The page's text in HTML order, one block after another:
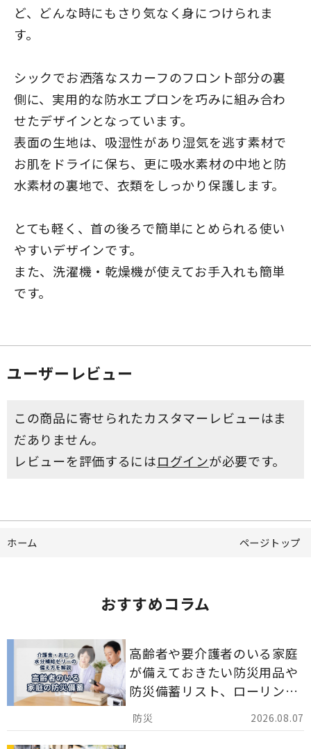
ど、どんな時にもさり気なく身につけられま
す。
シックでお洒落なスカーフのフロント部分の裏
側に、実用的な防水エプロンを巧みに組み合わ
せたデザインとなっています。
表面の生地は、吸湿性があり湿気を逃す素材で
お肌をドライに保ち、更に吸水素材の中地と防
水素材の裏地で、衣類をしっかり保護します。
とても軽く、首の後ろで簡単にとめられる使い
やすいデザインです。
また、洗濯機・乾燥機が使えてお手入れも簡単
です。
ユーザーレビュー
この商品に寄せられたカスタマーレビューはま
だありません。
レビューを評価するにはログインが必要です。
ホーム ページトップ
おすすめコラム
2026.08.07
高齢者や要介護者のいる家庭
が備えておきたい防災用品や
防災備蓄リスト、ローリング
ストックのポイントについて
解説します。